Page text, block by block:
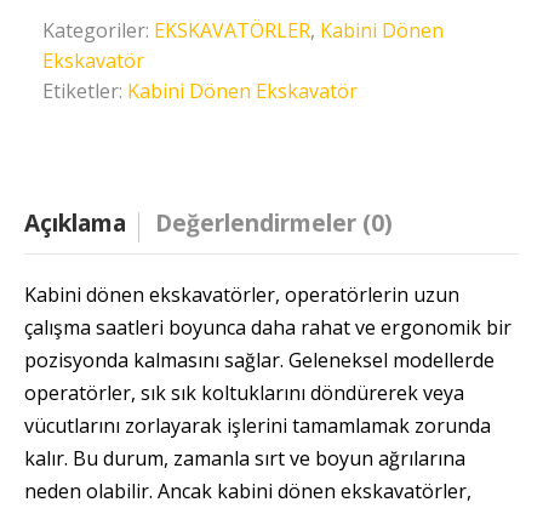
Kategoriler: EKSKAVATÖRLER, Kabini Dönen
Ekskavatör
Etiketler: Kabini Dönen Ekskavatör
Açıklama Değerlendirmeler (0)
Kabini dönen ekskavatörler, operatörlerin uzun
çalışma saatleri boyunca daha rahat ve ergonomik bir
pozisyonda kalmasını sağlar. Geleneksel modellerde
operatörler, sık sık koltuklarını döndürerek veya
vücutlarını zorlayarak işlerini tamamlamak zorunda
kalır. Bu durum, zamanla sırt ve boyun ağrılarına
neden olabilir. Ancak kabini dönen ekskavatörler,